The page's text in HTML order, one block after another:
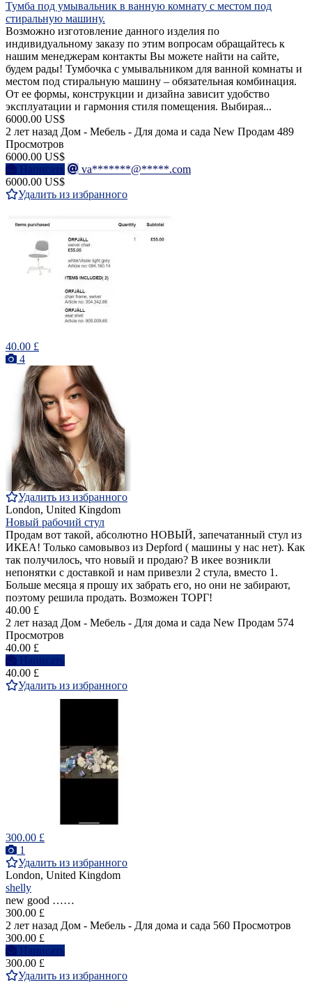
Тумба под умывальник в ванную комнату с местом под
стиральную машину.
Возможно изготовление данного изделия по
индивидуальному заказу по этим вопросам обращайтесь к
нашим менеджерам контакты Вы можете найти на сайте,
будем рады! Тумбочка с умывальником для ванной комнаты и
местом под стиральную машину – обязательная комбинация.
От ее формы, конструкции и дизайна зависит удобство
эксплуатации и гармония стиля помещения. Выбирая...
6000.00 US$
2 лет назад Дом - Мебель - Для дома и сада New Продам 489
Просмотров
6000.00 US$
Написать
va*******@*****.com
6000.00 US$
Удалить из избранного
40.00 £
4
Удалить из избранного
London, United Kingdom
Новый рабочий стул
Продам вот такой, абсолютно НОВЫЙ, запечатанный стул из
ИКЕА! Только самовывоз из Depford ( машины у нас нет). Как
так получилось, что новый и продаю? В икее возникли
непонятки с доставкой и нам привезли 2 стула, вместо 1.
Больше месяца я прошу их забрать его, но они не забирают,
поэтому решила продать. Возможен ТОРГ!
40.00 £
2 лет назад Дом - Мебель - Для дома и сада New Продам 574
Просмотров
40.00 £
Написать
40.00 £
Удалить из избранного
300.00 £
1
Удалить из избранного
London, United Kingdom
shelly
new good ……
300.00 £
2 лет назад Дом - Мебель - Для дома и сада 560 Просмотров
300.00 £
Написать
300.00 £
Удалить из избранного